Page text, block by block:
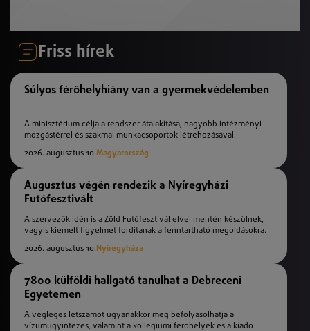
Friss hírek
Súlyos férőhelyhiány van a gyermekvédelemben
A minisztérium célja a rendszer átalakítása, nagyobb intézményi
mozgástérrel és szakmai munkacsoportok létrehozásával.
2026. augusztus 10.Magyarország
Augusztus végén rendezik a Nyíregyházi
Futófesztivált
A szervezők idén is a Zöld Futófesztivál elvei mentén készülnek,
vagyis kiemelt figyelmet fordítanak a fenntartható megoldásokra.
2026. augusztus 10. Nyíregyháza
7800 külföldi hallgató tanulhat a Debreceni
Egyetemen
A végleges létszámot ugyanakkor még befolyásolhatja a
vízumügyintézés, valamint a kollégiumi férőhelyek és a kiadó